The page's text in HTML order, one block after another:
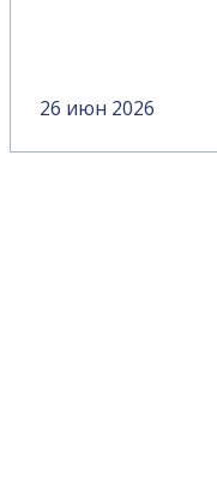
26 июн 2026